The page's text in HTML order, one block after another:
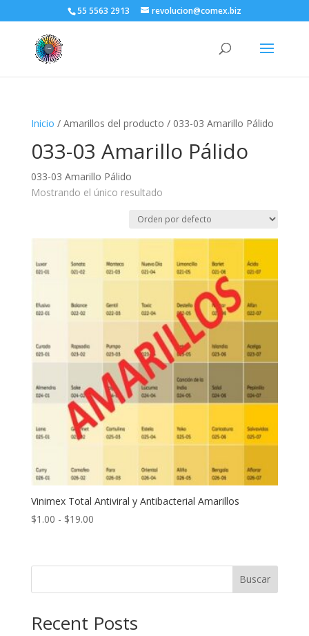
55 5563 2913 revolucion@comex.biz
Inicio / Amarillos del producto / 033-03 Amarillo Pálido
033-03 Amarillo Pálido
033-03 Amarillo Pálido
Mostrando el único resultado
Vinimex Total Antiviral y Antibacterial Amarillos
$1.00 - $19.00Rango
desde
Buscar
Recent Posts